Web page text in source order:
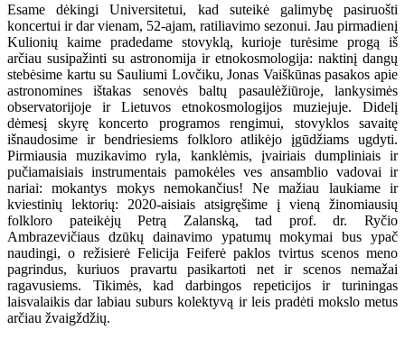
Esame dėkingi Universitetui, kad suteikė galimybę pasiruošti
koncertui ir dar vienam, 52-ajam, ratiliavimo sezonui. Jau pirmadienį
Kulionių kaime pradedame stovyklą, kurioje turėsime progą iš
arčiau susipažinti su astronomija ir etnokosmologija: naktinį dangų
stebėsime kartu su Sauliumi Lovčiku, Jonas Vaiškūnas pasakos apie
astronomines ištakas senovės baltų pasaulėžiūroje, lankysimės
observatorijoje ir Lietuvos etnokosmologijos muziejuje. Didelį
dėmesį skyrę koncerto programos rengimui, stovyklos savaitę
išnaudosime ir bendriesiems folkloro atlikėjo įgūdžiams ugdyti.
Pirmiausia muzikavimo ryla, kanklėmis, įvairiais dumpliniais ir
pučiamaisiais instrumentais pamokėles ves ansamblio vadovai ir
nariai: mokantys mokys nemokančius! Ne mažiau laukiame ir
kviestinių lektorių: 2020-aisiais atsigręšime į vieną žinomiausių
folkloro pateikėjų Petrą Zalanską, tad prof. dr. Ryčio
Ambrazevičiaus dzūkų dainavimo ypatumų mokymai bus ypač
naudingi, o režisierė Felicija Feiferė paklos tvirtus scenos meno
pagrindus, kuriuos pravartu pasikartoti net ir scenos nemažai
ragavusiems. Tikimės, kad darbingos repeticijos ir turiningas
laisvalaikis dar labiau suburs kolektyvą ir leis pradėti mokslo metus
arčiau žvaigždžių.